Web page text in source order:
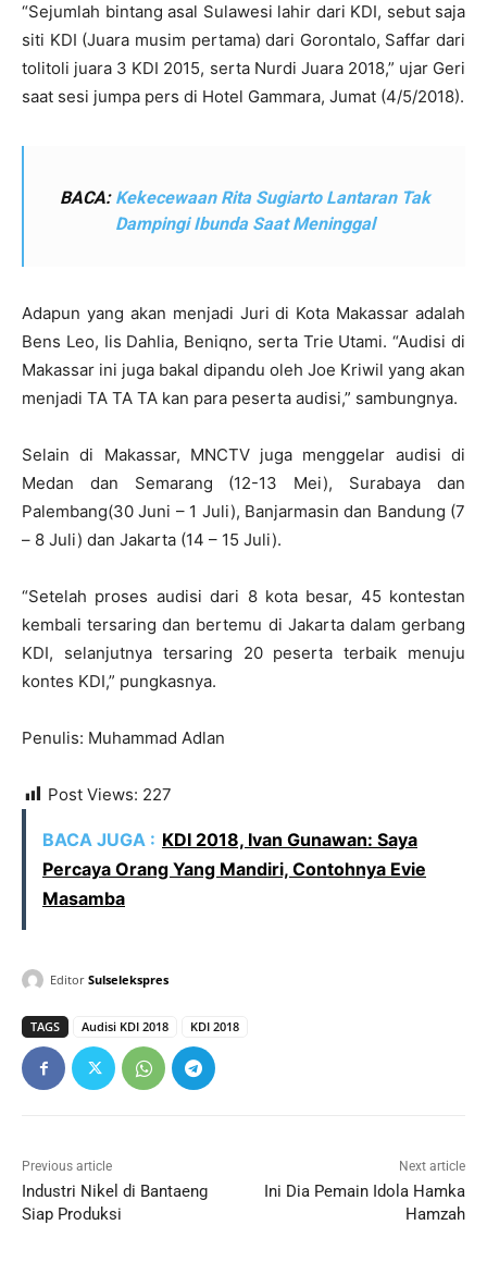
“Sejumlah bintang asal Sulawesi lahir dari KDI, sebut saja
siti KDI (Juara musim pertama) dari Gorontalo, Saffar dari
tolitoli juara 3 KDI 2015, serta Nurdi Juara 2018,” ujar Geri
saat sesi jumpa pers di Hotel Gammara, Jumat (4/5/2018).
BACA: Kekecewaan Rita Sugiarto Lantaran Tak
Dampingi Ibunda Saat Meninggal
Adapun yang akan menjadi Juri di Kota Makassar adalah
Bens Leo, Iis Dahlia, Beniqno, serta Trie Utami. “Audisi di
Makassar ini juga bakal dipandu oleh Joe Kriwil yang akan
menjadi TA TA TA kan para peserta audisi,” sambungnya.
Selain di Makassar, MNCTV juga menggelar audisi di
Medan dan Semarang (12-13 Mei), Surabaya dan
Palembang(30 Juni – 1 Juli), Banjarmasin dan Bandung (7
– 8 Juli) dan Jakarta (14 – 15 Juli).
“Setelah proses audisi dari 8 kota besar, 45 kontestan
kembali tersaring dan bertemu di Jakarta dalam gerbang
KDI, selanjutnya tersaring 20 peserta terbaik menuju
kontes KDI,” pungkasnya.
Penulis: Muhammad Adlan
Post Views: 227
BACA JUGA : KDI 2018, Ivan Gunawan: Saya
Percaya Orang Yang Mandiri, Contohnya Evie
Masamba
Editor Sulselekspres
TAGS Audisi KDI 2018 KDI 2018
Previous article
Industri Nikel di Bantaeng
Siap Produksi
Next article
Ini Dia Pemain Idola Hamka
Hamzah